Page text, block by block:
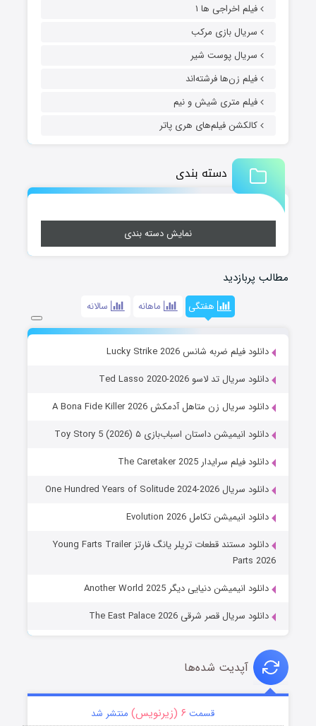
فیلم اخراجی ها ۱
سریال بازی مرکب
سریال پوست شیر
فیلم زن‌ها فرشته‌اند
فیلم متری شیش و نیم
کالکشن فیلم‌های هری پاتر
دسته بندی
نمایش دسته بندی
مطالب پربازدید
هفتگی ماهانه سالانه
دانلود فیلم ضربه شانس Lucky Strike 2026
دانلود سریال تد لاسو Ted Lasso 2020-2026
دانلود سریال زن متاهل آدمکش A Bona Fide Killer 2026
دانلود انیمیشن داستان اسباب‌بازی ۵ Toy Story 5 (2026)
دانلود فیلم سرایدار The Caretaker 2025
دانلود سریال One Hundred Years of Solitude 2024-2026
دانلود انیمیشن تکامل Evolution 2026
دانلود مستند قطعات تریلر یانگ فارتز Young Farts Trailer
Parts 2026
دانلود انیمیشن دنیایی دیگر Another World 2025
دانلود سریال قصر شرقی The East Palace 2026
آپدیت شده‌ها
قسمت ۶ (زیرنویس) منتشر شد